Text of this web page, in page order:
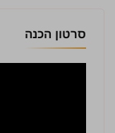
סרטון הכנה